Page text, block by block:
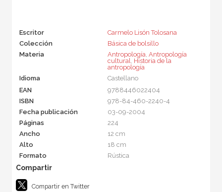
Escritor
Carmelo Lisón Tolosana
Colección
Básica de bolsillo
Materia
Antropología, Antropología
cultural, Historia de la
antropología
Idioma
Castellano
EAN
9788446022404
ISBN
978-84-460-2240-4
Fecha publicación
03-09-2004
Páginas
224
Ancho
12 cm
Alto
18 cm
Formato
Rústica
Compartir en Twitter